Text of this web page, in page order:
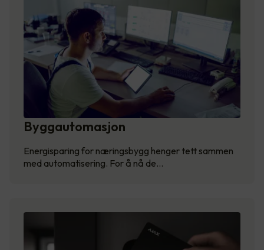
Byggautomasjon
Energisparing for næringsbygg henger tett sammen
med automatisering. For å nå de…